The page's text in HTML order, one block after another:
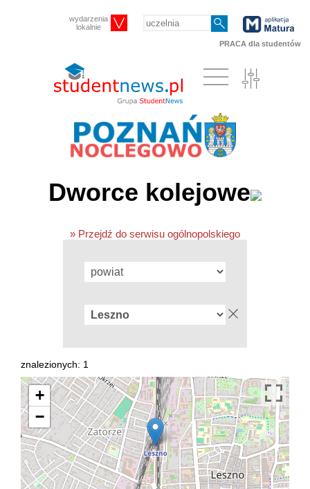
wydarzenia
lokalnie
PRACA dla studentów
Dworce kolejowe
» Przejdź do serwisu ogólnopolskiego
znalezionych: 1
+
−